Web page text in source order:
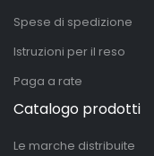
Spese di spedizione
Istruzioni per il reso
Paga a rate
Catalogo prodotti
Le marche distribuite